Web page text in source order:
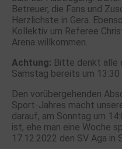
Betreuer, die Fans und
Herzlichste in Gera.
Kollektiv um Referee
Arena willkommen.
Achtung: Bitte denkt alle
Samstag bereits um 13:30
Den vorübergehenden
Sport-Jahres macht
darauf, am Sonntag um
ist, ehe man eine Woche
17.12.2022 den SV Aga